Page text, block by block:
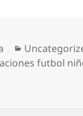
Categorías
futbol